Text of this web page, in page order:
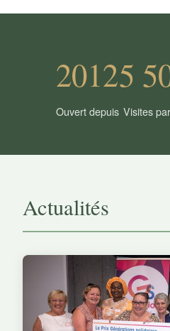
2012
Ouvert depuis
5
Visites
Actualités